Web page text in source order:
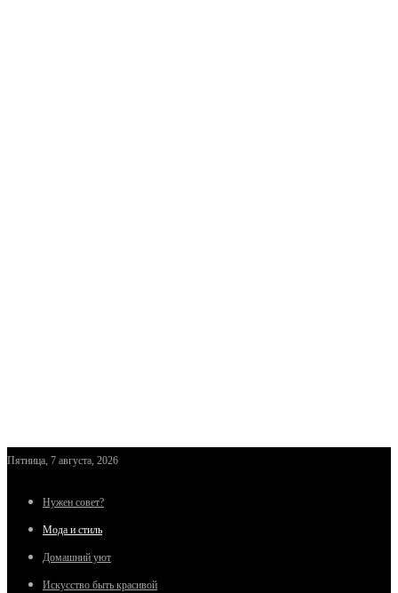
Пятница, 7 августа, 2026
Нужен совет?
Мода и стиль
Домашний уют
Искусство быть красивой